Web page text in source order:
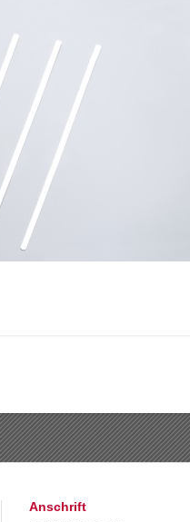
Anschrift